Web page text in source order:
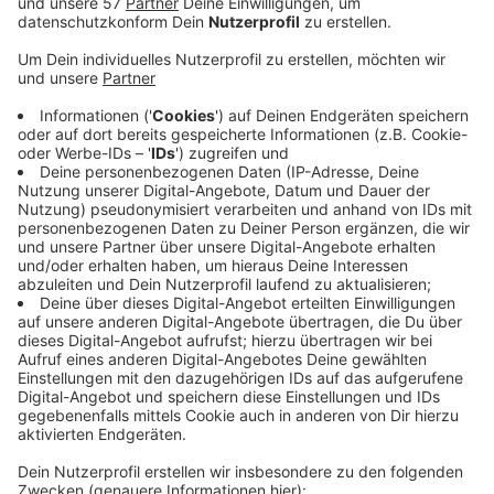
Kaiserstraße entdeckt, die an dem Geldautomaten
unverrichteter Dinge in einem dunklen Auto vom
Weil zunächst unklar war, ob womöglich nicht
gezündeter Sprengstoff angewendet wurde, hat
die Polizei vorsorglich die Wohnungen über der
Bank evakuiert. Das LKA hat aber dann keinen
Sprengstoff gefunden.
Nach den Tätern wird jetzt gefahndet. Zeugen, die
Angaben zu den Tätern oder dem verwendeten
Fahrzeug machen können, werden gebeten, sich bei
der Polizei unter der Rufnummer 0241/9577-31401
oder (außerhalb der Bürozeiten) 0241/9577-34210 zu
melden.
Veröffentlicht: Donnerstag, 24.11.2022 08:26